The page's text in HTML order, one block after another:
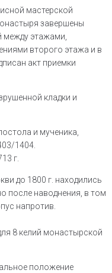
мастерской
завершены
между этажами,
второго этажа и в
акт приемки
кладки и
и мученика,
1404.
г.
до 1800 г. находились
после наводнения, в том
напротив.
8 келий монастырской
положение